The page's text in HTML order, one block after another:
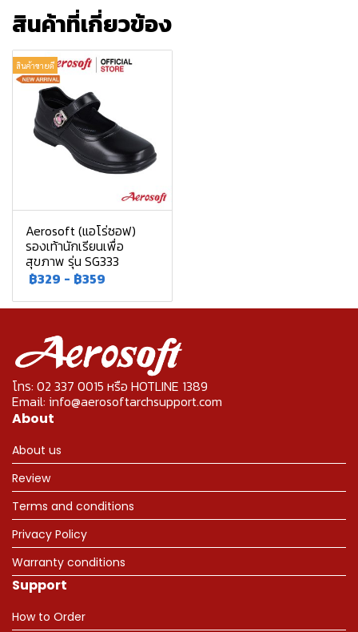
สินค้าที่เกี่ยวข้อง
สินค้าขายดี
Aerosoft (แอโร่ซอฟ)
รองเท้านักเรียนเพื่อ
สุขภาพ รุ่น SG333
฿329 - ฿359
โทร: 02 337 0015 หรือ HOTLINE 1389
Email: info@aerosoftarchsupport.com
About
About us
Review
Terms and conditions
Privacy Policy
Warranty conditions
Support
How to Order